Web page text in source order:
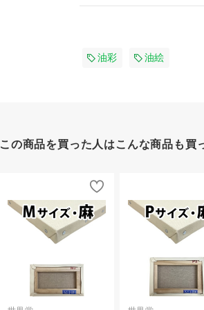
油彩 油絵
この商品を買った人はこんな商品も買